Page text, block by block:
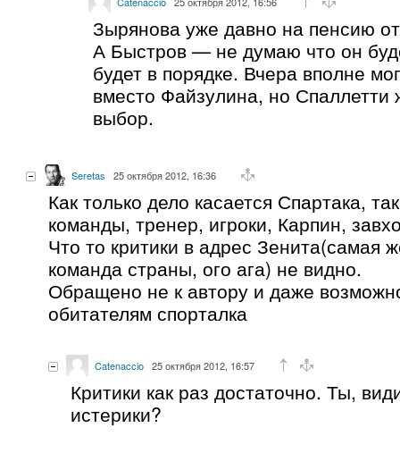
Зырянова уже давно на пенсию
А Быстров — не думаю что он
будет в порядке. Вчера вполне
вместо Файзулина, но Спаллетти
выбор.
Seretas 25 октября 2012, 16:36
Как только дело касается Спартака,
команды, тренер, игроки, Карпин,
Что то критики в адрес Зенита(самая
команда страны, ого ага) не видно.
Обращено не к автору и даже
обитателям спорталка
Catenaccio 25 октября 2012, 16:57
Критики как раз достаточно. Ты,
истерики?